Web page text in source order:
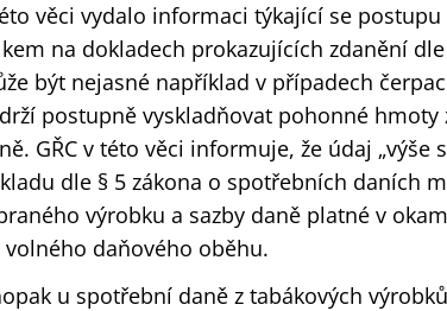
věci vydalo informaci týkající se
na dokladech prokazujících zdanění
být nejasné například v případech
postupně vyskladňovat pohonné
GŘC v této věci informuje, že údaj „výše
dle § 5 zákona o spotřebních daních
výrobku a sazby daně platné v
volného daňového oběhu.
u spotřební daně z tabákových